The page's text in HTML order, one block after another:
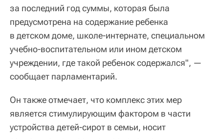
за последний год суммы, которая была
предусмотрена на содержание ребенка
в детском доме, школе-интернате, специальном
учебно-воспитательном или ином детском
учреждении, где такой ребенок содержался", —
сообщает парламентарий.
Он также отмечает, что комплекс этих мер
является стимулирующим фактором в части
устройства детей-сирот в семьи, носит